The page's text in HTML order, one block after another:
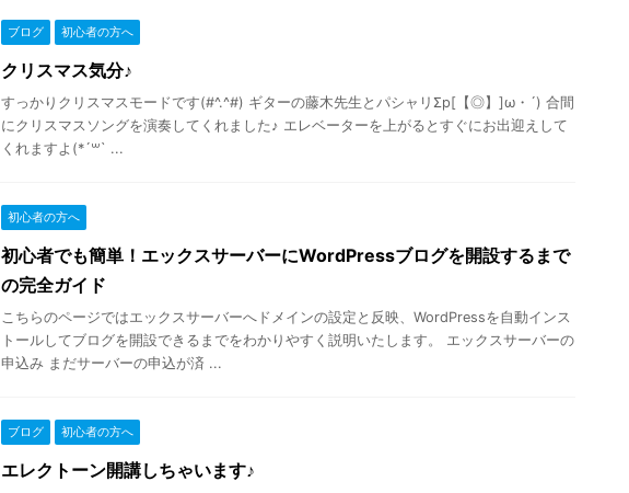
ブログ 初心者の方へ
クリスマス気分♪
すっかりクリスマスモードです(#^.^#) ギターの藤木先生とパシャリΣp[【◎】]ω・´) 合間
にクリスマスソングを演奏してくれました♪ エレベーターを上がるとすぐにお出迎えして
くれますよ(*´꒳` ...
初心者の方へ
初心者でも簡単！エックスサーバーにWordPressブログを開設するまで
の完全ガイド
こちらのページではエックスサーバーへドメインの設定と反映、WordPressを自動インス
トールしてブログを開設できるまでをわかりやすく説明いたします。 エックスサーバーの
申込み まだサーバーの申込が済 ...
ブログ 初心者の方へ
エレクトーン開講しちゃいます♪